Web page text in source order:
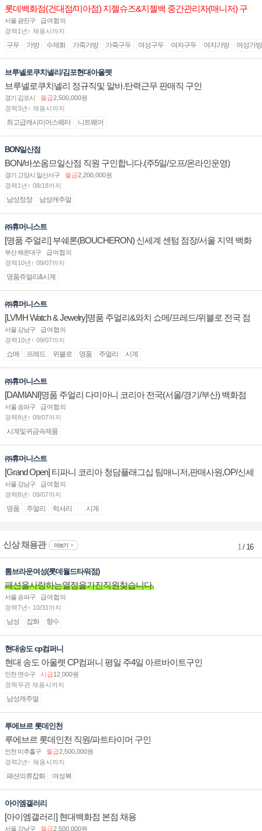
롯데백화점(건대점/미아점) 지젤슈즈&지젤백 중간관리자(매니저) 구
인합니다
서울 광진구
급여협의
경력1년↑ 채용시까지
구두 가방 수제화 가죽가방 가죽구두 여성구두 여자구두 여자가방 여성가방
브루넬로쿠치넬리/김포현대아울렛
브루넬로쿠치넬리 정규직및 알바.탄력근무 판매직 구인
경기 김포시 월급2,500,000원
경력3년↑ 채용시까지
최고급캐시미어스웨터 니트웨어
BON일산점
BON/바쏘옴므일산점 직원 구인합니다.(주5일/오프/온라인운영)
경기 고양시 일산서구 월급2,200,000원
경력1년↑ 08/18까지
남성정장 남성캐주얼
㈜휴머니스트
[명품 주얼리] 부쉐론(BOUCHERON) 신세계 센텀 점장/서울 지역 백화
점 판매사원 채용
부산 해운대구
급여협의
경력10년↑ 09/07까지
명품쥬얼리&시계
㈜휴머니스트
[LVMH Watch & Jewelry]명품 주얼리&와치 쇼메/프레드/위블로 전국 점
장/부점장/판매사원 채용
서울 강남구
급여협의
경력10년↑ 09/07까지
쇼메 프레드 위블로 명품 주얼리 시계
㈜휴머니스트
[DAMIANI]명품 주얼리 다미아니 코리아 전국(서울/경기/부산) 백화점
부점장/판매사원 채용
서울 송파구
급여협의
경력8년↑ 09/07까지
시계및귀금속제품
㈜휴머니스트
[Grand Open] 티파니 코리아 청담플래그십 팀매니저,판매사원,OP/신세
계대전 판매사원 채용
서울 강남구
급여협의
경력8년↑ 09/07까지
명품 주얼리 럭셔리 시계
신상 채용관 더보기 1/ 16
톰브라운여성(롯데월드타워점)
패션을사랑하는열정을가진직원찾습니다.
서울 송파구
급여협의
경력7년↑ 10/31까지
남성 잡화 향수
현대송도 cp컴퍼니
현대 송도 아울렛 CP컴퍼니 평일 주4일 아르바이트구인
인천 연수구 시급12,000원
경력무관 채용시까지
남성캐주얼
루에브르 롯데인천
루에브르 롯데인천 직원/파트타이머 구인
인천 미추홀구 월급2,500,000원
경력2년↑ 채용시까지
패션의류잡화 여성복
아이엠갤러리
[아이엠갤러리] 현대백화점 본점 채용
서울 강남구 월급2,500,000원